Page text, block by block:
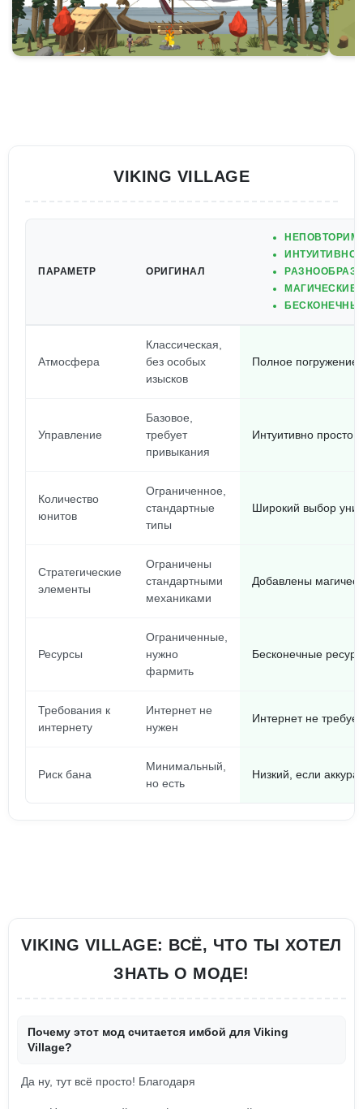
VIKING VILLAGE
ПАРАМЕТР ОРИГИНАЛ
ИНТУИТИВНО
МАГИЧЕСКИЕ
Атмосфера
Классическая,
без особых
изысков
Полное погружение
Управление
Базовое,
требует
привыкания
Интуитивно просто,
Количество
юнитов
Ограниченное,
стандартные
типы
Широкий выбор
Стратегические
элементы
Ограничены
стандартными
механиками
Добавлены
Ресурсы
Ограниченные,
нужно
фармить
Бесконечные
Требования к
интернету
Интернет не
нужен
Интернет не
Риск бана
Минимальный,
но есть
Низкий, если
VIKING VILLAGE: ВСЁ, ЧТО ТЫ ХОТЕЛ
ЗНАТЬ О МОДЕ!
Почему этот мод считается имбой для Viking
Village?
Да ну, тут всё просто! Благодаря